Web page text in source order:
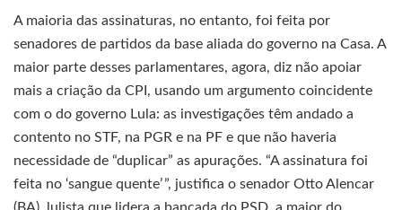
A maioria das assinaturas, no entanto, foi feita por
senadores de partidos da base aliada do governo na Casa. A
maior parte desses parlamentares, agora, diz não apoiar
mais a criação da CPI, usando um argumento coincidente
com o do governo Lula: as investigações têm andado a
contento no STF, na PGR e na PF e que não haveria
necessidade de “duplicar” as apurações. “A assi­na­tu­ra foi
feita no ‘sangue quente’ ”, justifica o senador Otto Alencar